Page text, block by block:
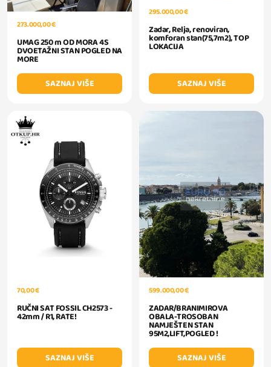
273.000,00 €
UMAG 250 m OD MORA 4S
DVOETAŽNI STAN POGLED NA
MORE
SAZNAJ VIŠE
295.000,00 €
Zadar, Relja, renoviran,
komforan stan(75,7m2), TOP
LOKACIJA
SAZNAJ VIŠE
70,00 €
RUČNI SAT FOSSIL CH2573 -
42mm / R1, RATE!
SAZNAJ VIŠE
599.000,00 €
ZADAR/BRANIMIROVA
OBALA-TROSOBAN
NAMJEŠTEN STAN
95M2,LIFT,POGLED !
SAZNAJ VIŠE